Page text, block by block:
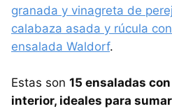
granada y vinagreta de
calabaza asada y rúcula
ensalada Waldorf.
Estas son 15 ensaladas
interior, ideales para